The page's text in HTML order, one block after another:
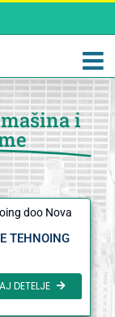
i
TEHNOING
DETELJE